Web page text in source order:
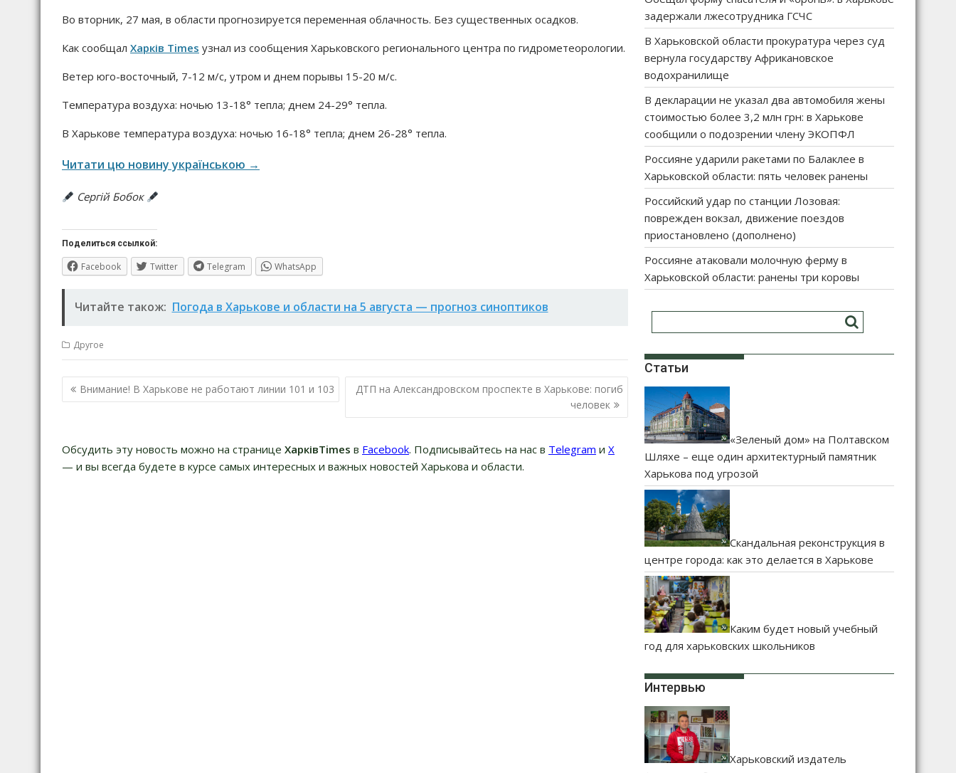
Во вторник, 27 мая, в области прогнозируется переменная облачность. Без существенных осадков.
Как сообщал Харків Times узнал из сообщения Харьковского регионального центра по гидрометеорологии.
Ветер юго-восточный, 7-12 м/с, утром и днем порывы 15-20 м/с.
Температура воздуха: ночью 13-18° тепла; днем 24-29° тепла.
В Харькове температура воздуха: ночью 16-18° тепла; днем 26-28° тепла.
Читати цю новину українською →
Сергій Бобок
Поделиться ссылкой:
Facebook Twitter Telegram WhatsApp
Читайте також: Погода в Харькове и области на 5 августа — прогноз синоптиков
Другое
Навигация
по
Внимание! В Харькове не работают линии 101 и 103
ДТП на Александровском проспекте в Харькове: погиб
человек
Обсудить эту новость можно на странице ХарківTimes в Facebook. Подписывайтесь на нас в Telegram и Х
— и вы всегда будете в курсе самых интересных и важных новостей Харькова и области.
задержали лжесотрудника ГСЧС
В Харьковской области прокуратура через суд
вернула государству Африкановское
водохранилище
В декларации не указал два автомобиля жены
стоимостью более 3,2 млн грн: в Харькове
сообщили о подозрении члену ЭКОПФЛ
Россияне ударили ракетами по Балаклее в
Харьковской области: пять человек ранены
Российский удар по станции Лозовая:
поврежден вокзал, движение поездов
приостановлено (дополнено)
Россияне атаковали молочную ферму в
Харьковской области: ранены три коровы
Статьи
«Зеленый дом» на Полтавском
Шляхе – еще один архитектурный памятник
Харькова под угрозой
Скандальная реконструкция в
центре города: как это делается в Харькове
Каким будет новый учебный
год для харьковских школьников
Интервью
Харьковский издатель